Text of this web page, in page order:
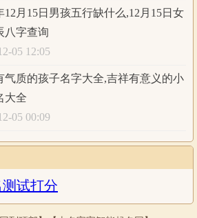
12月15日男孩五行缺什么,12月15日女
八字查询
05 12:05
气质的孩子名字大全,吉祥有意义的小
大全
05 00:09
试打分